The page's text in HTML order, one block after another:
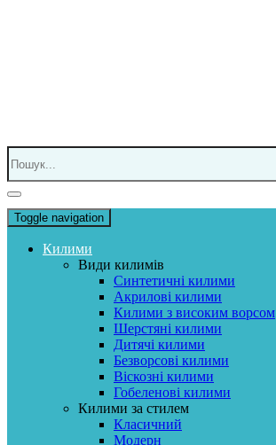
Toggle navigation
Килими
Види килимів
Синтетичні килими
Акрилові килими
Килими з високим ворсом
Шерстяні килими
Дитячі килими
Безворсові килими
Віскозні килими
Гобеленові килими
Килими за стилем
Класичний
Модерн